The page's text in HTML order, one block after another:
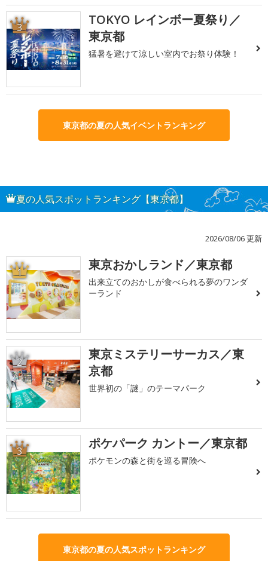
3
TOKYO レインボー夏祭り／
東京都
猛暑を避けて涼しい室内でお祭り体験！
東京都の夏の人気イベントランキング
夏の人気スポットランキング【東京都】
2026/08/06 更新
1 東京おかしランド／東京都
出来立てのおかしが食べられる夢のワンダ
ーランド
2
東京ミステリーサーカス／東
京都
世界初の「謎」のテーマパーク
3 ポケパーク カントー／東京都
ポケモンの森と街を巡る冒険へ
東京都の夏の人気スポットランキング